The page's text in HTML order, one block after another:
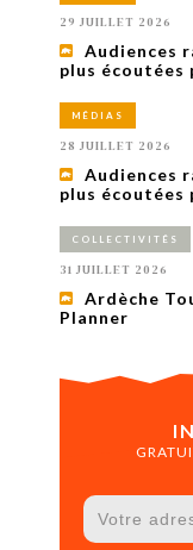
29 JUILLET 2026
Audiences
plus écoutées
MÉDIAS
28 JUILLET 2026
Audiences
plus écoutées
COLLECTIVITÉS
31 JUILLET 2026
Ardèche
Planner